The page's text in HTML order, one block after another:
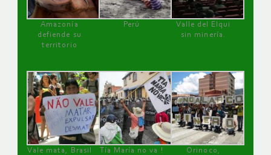
Amazonía
defiende su
territorio
Perú
Valle del Elqui
sin minería.
Vale mata, Brasil
Tía María no va !
Orinoco,